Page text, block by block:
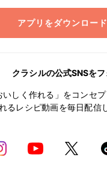
アプリをダウンロー
クラシルの公式SNSを
いしく作れる」をコンセ
るレシピ動画を毎日配信